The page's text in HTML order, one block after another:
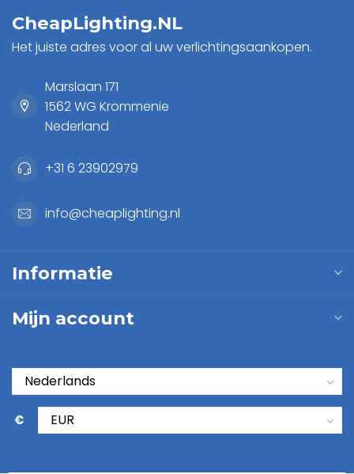
CheapLighting.NL
Het juiste adres voor al uw verlichtingsaankopen.
Marslaan 171
1562 WG Krommenie
Nederland
+31 6 23902979
info@cheaplighting.nl
Informatie
Mijn account
€